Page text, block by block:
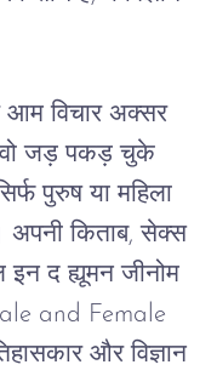
आम विचार अक्सर
वो जड़ पकड़ चुके
पुरुष या महिला
अपनी किताब, सेक्स
इन द ह्यूमन जीनोम
and Female
और विज्ञान